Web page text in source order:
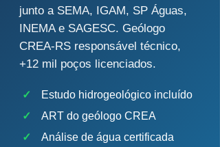
junto a SEMA, IGAM, SP Águas,
INEMA e SAGESC. Geólogo
CREA-RS responsável técnico,
+12 mil poços licenciados.
✓
Estudo hidrogeológico incluído
✓
ART do geólogo CREA
✓
Análise de água certificada